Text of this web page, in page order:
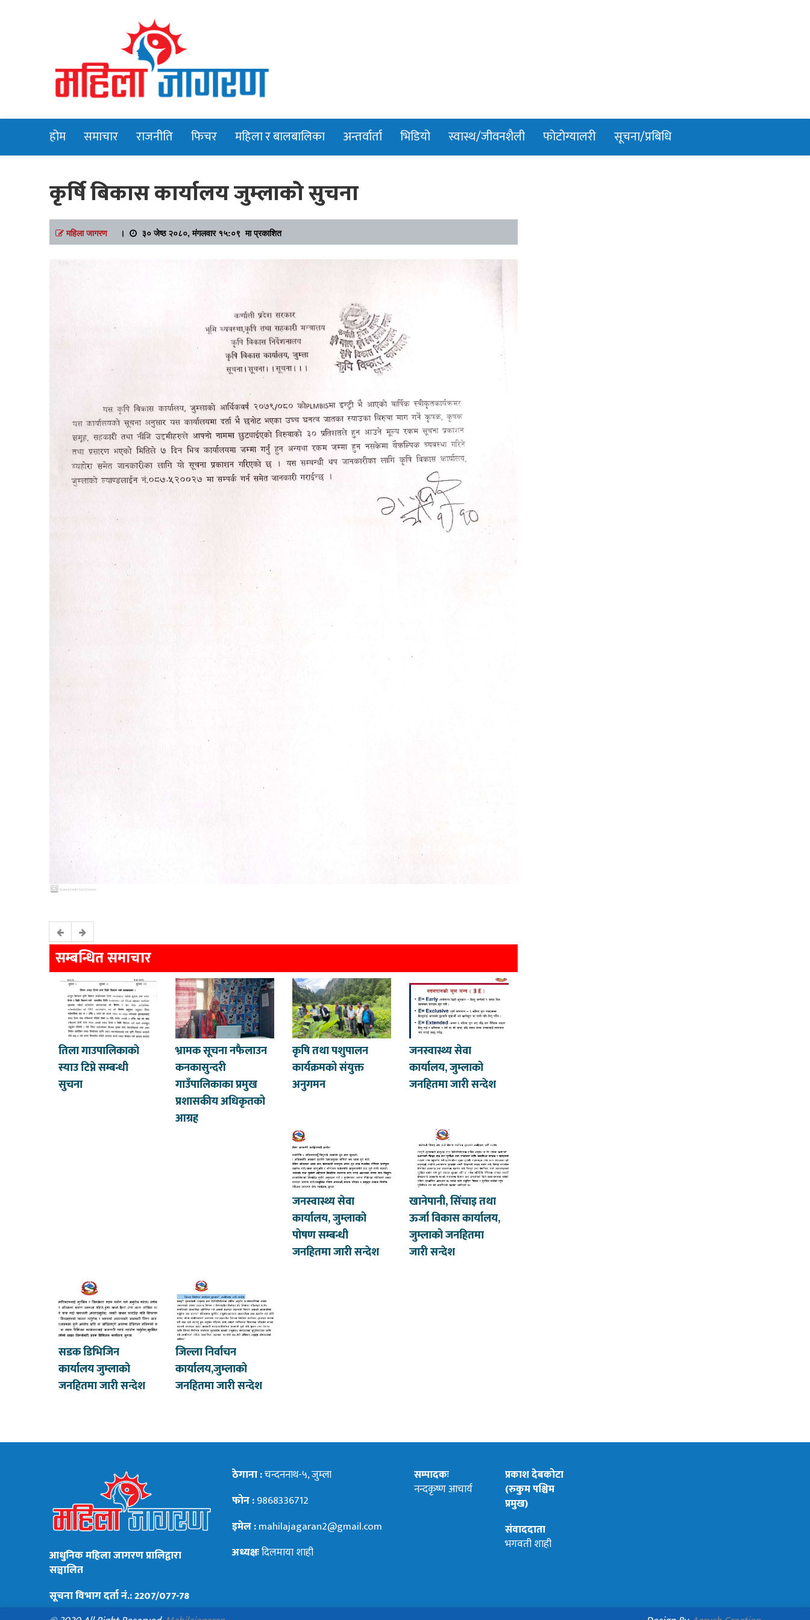
Mahilajagaran
होम समाचार राजनीति फिचर महिला र बालबालिका अन्तर्वार्ता भिडियो स्वास्थ/जीवनशैली फोटोग्यालरी सूचना/प्रबिधि
कृर्षि बिकास कार्यालय जुम्लाको सुचना
महिला जागरण। ३० जेष्ठ २०८०, मंगलवार १५:०९ मा प्रकाशित
सम्बन्धित समाचार
तिला गाउपालिकाकाे
स्याउ टिप्ने सम्बन्धी
सुचना
भ्रामक सूचना नफैलाउन
कनकासुन्दरी
गाउँपालिकाका प्रमुख
प्रशासकीय अधिकृतको
आग्रह
कृषि तथा पशुपालन
कार्यक्रमको संयुक्त
अनुगमन
जनस्वास्थ्य सेवा
कार्यालय, जुम्लाको
जनहितमा जारी सन्देश
जनस्वास्थ्य सेवा
कार्यालय, जुम्लाको
पोषण सम्बन्धी
जनहितमा जारी सन्देश
खानेपानी, सिंचाइ तथा
ऊर्जा विकास कार्यालय,
जुम्लाको जनहितमा
जारी सन्देश
सडक डिभिजिन
कार्यालय जुम्लाको
जनहितमा जारी सन्देश
जिल्ला निर्वाचन
कार्यालय,जुम्लाको
जनहितमा जारी सन्देश
आधुनिक महिला जागरण प्रालिद्वारा
सञ्चालित
सूचना विभाग दर्ता नं.: 2207/077-78
ठेगाना :चन्दननाथ-५, जुम्ला
फोन :9868336712
इमेल :mahilajagaran2@gmail.com
अध्यक्षःदिलमाया शाही
सम्पादकः
नन्दकृष्ण आचार्य
प्रकाश देबकोटा
(रुकुम पश्चिम
प्रमुख)
संवाददाता
भगवती शाही